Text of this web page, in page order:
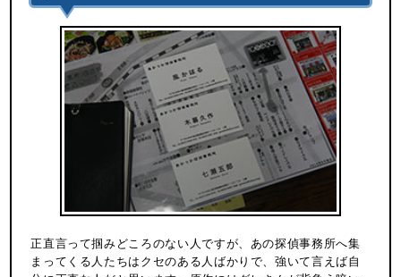
正直言って掴みどころのない人ですが、あの探偵事務所へ集
まってくる人たちはクセのある人ばかりで、強いて言えば自